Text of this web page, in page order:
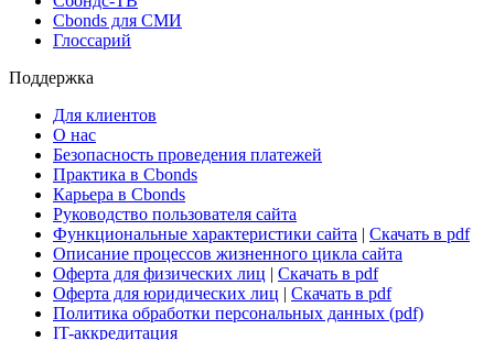
Новости рынка
Research Hub
Сбондс-ТВ
Глоссарий
Поддержка
Для клиентов
О нас
Безопасность проведения платежей
Практика в Cbonds
Карьера в Cbonds
Руководство пользователя сайта
Функциональные характеристики сайта|Скачать в pdf
Описание процессов жизненного цикла сайта